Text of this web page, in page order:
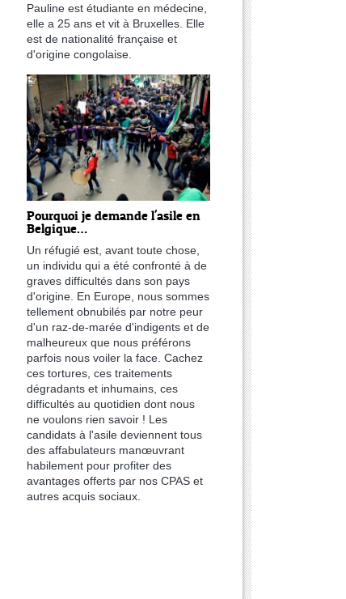
Pauline est étudiante en médecine,
elle a 25 ans et vit à Bruxelles. Elle
est de nationalité française et
d'origine congolaise.
Pourquoi je demande l'asile en
Belgique…
Un réfugié est, avant toute chose,
un individu qui a été confronté à de
graves difficultés dans son pays
d'origine. En Europe, nous sommes
tellement obnubilés par notre peur
d'un raz-de-marée d'indigents et de
malheureux que nous préférons
parfois nous voiler la face. Cachez
ces tortures, ces traitements
dégradants et inhumains, ces
difficultés au quotidien dont nous
ne voulons rien savoir ! Les
candidats à l'asile deviennent tous
des affabulateurs manœuvrant
habilement pour profiter des
avantages offerts par nos CPAS et
autres acquis sociaux.